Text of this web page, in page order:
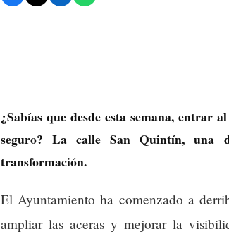
¿Sabías que desde esta semana, entrar
seguro? La calle San Quintín, una
transformación.
El Ayuntamiento ha comenzado a
ampliar las aceras y mejorar la